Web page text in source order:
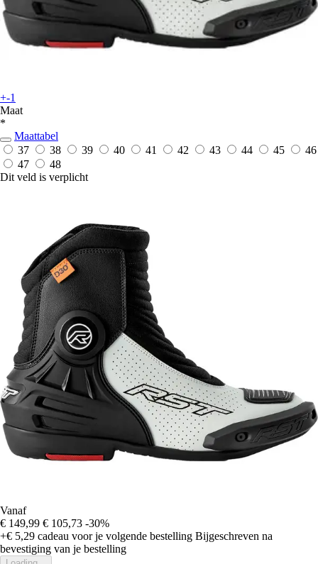
+-1
Maat
*
Maattabel
37
38 39 40 41 42 43 44 45
46
47
48
Dit veld is verplicht
Vanaf
€ 149,99 € 105,73 -30%
+€ 5,29 cadeau voor je volgende bestelling Bijgeschreven na
bevestiging van je bestelling